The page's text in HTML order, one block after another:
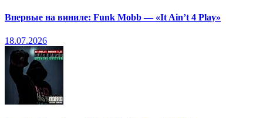
Впервые на виниле: Funk Mobb — «It Ain’t 4 Play»
18.07.2026